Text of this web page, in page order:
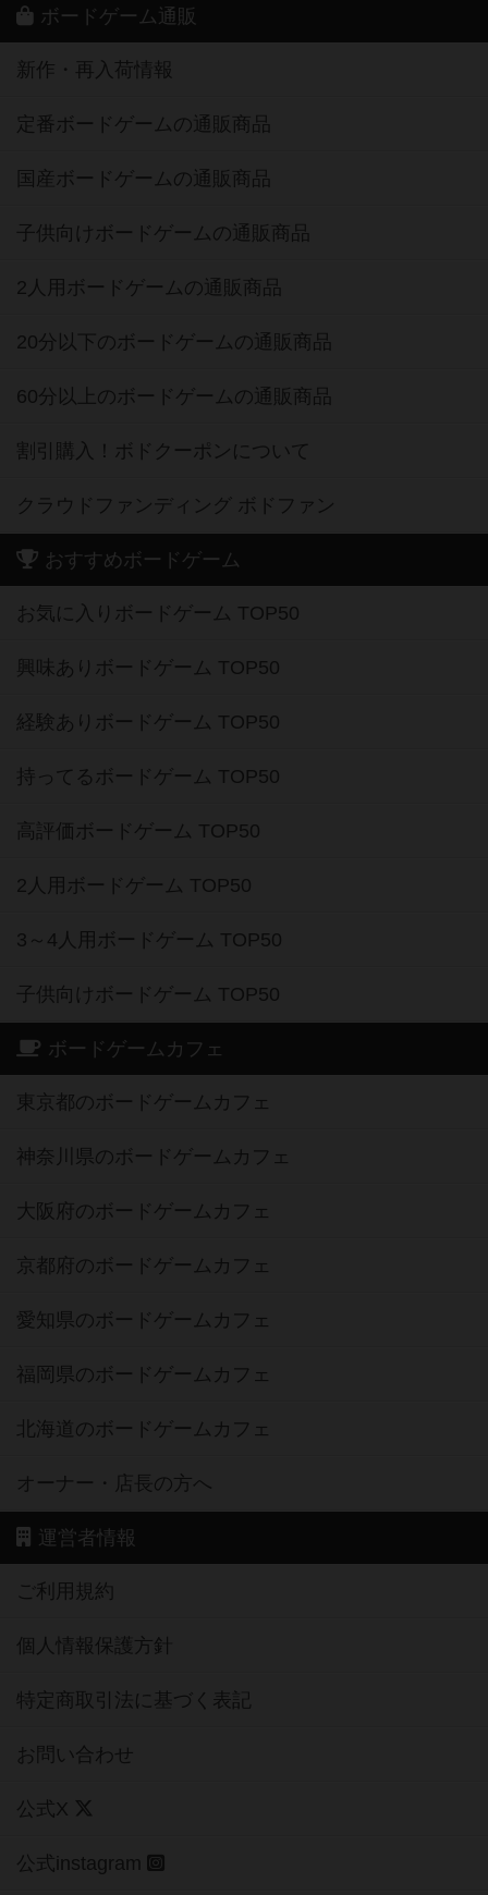
ボードゲーム通販
新作・再入荷情報
定番ボードゲームの通販商品
国産ボードゲームの通販商品
子供向けボードゲームの通販商品
2人用ボードゲームの通販商品
20分以下のボードゲームの通販商品
60分以上のボードゲームの通販商品
割引購入！ボドクーポンについて
クラウドファンディング ボドファン
おすすめボードゲーム
お気に入りボードゲーム TOP50
興味ありボードゲーム TOP50
経験ありボードゲーム TOP50
持ってるボードゲーム TOP50
高評価ボードゲーム TOP50
2人用ボードゲーム TOP50
3～4人用ボードゲーム TOP50
子供向けボードゲーム TOP50
ボードゲームカフェ
東京都のボードゲームカフェ
神奈川県のボードゲームカフェ
大阪府のボードゲームカフェ
京都府のボードゲームカフェ
愛知県のボードゲームカフェ
福岡県のボードゲームカフェ
北海道のボードゲームカフェ
オーナー・店長の方へ
運営者情報
ご利用規約
個人情報保護方針
特定商取引法に基づく表記
お問い合わせ
公式X
公式instagram